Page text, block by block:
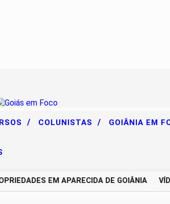
/ COLUNISTAS / GOIÂNIA EM
EM APARECIDA DE GOIÂNIA